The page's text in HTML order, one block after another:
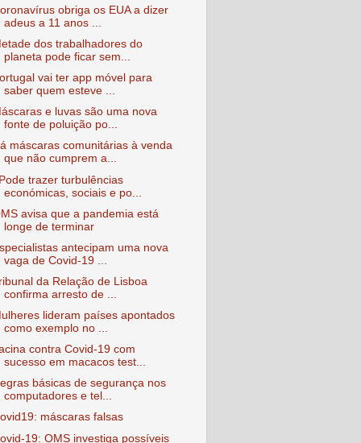
obriga os EUA a dizer
adeus a 11 anos ...
dos trabalhadores do
planeta pode ficar sem...
vai ter app móvel para
saber quem esteve ...
e luvas são uma nova
fonte de poluição po...
máscaras comunitárias à venda
que não cumprem a...
trazer turbulências
económicas, sociais e po...
avisa que a pandemia está
longe de terminar
antecipam uma nova
vaga de Covid-19 ...
da Relação de Lisboa
confirma arresto de ...
lideram países apontados
como exemplo no ...
contra Covid-19 com
sucesso em macacos test...
básicas de segurança nos
computadores e tel...
máscaras falsas
19: OMS investiga possíveis